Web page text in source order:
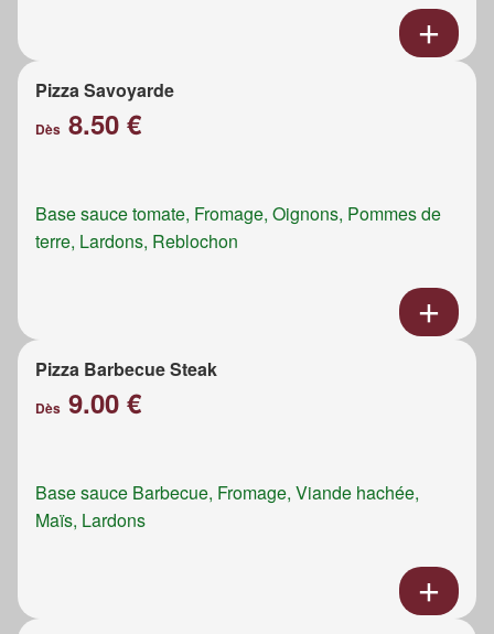
Pizza Savoyarde
Dès 8.50 €
Base sauce tomate, Fromage, Oignons, Pommes de
terre, Lardons, Reblochon
Pizza Barbecue Steak
Dès 9.00 €
Base sauce Barbecue, Fromage, Viande hachée,
Maïs, Lardons